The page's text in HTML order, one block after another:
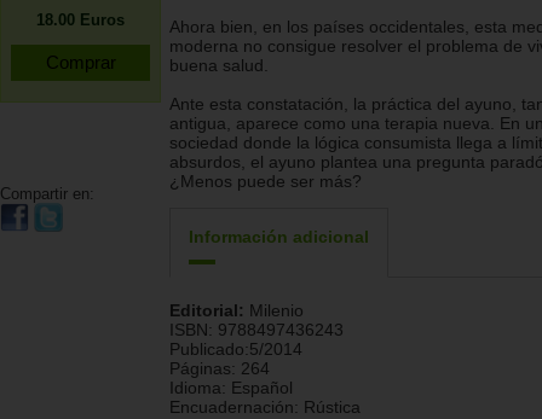
18.00 Euros
Compartir en:
Ahora bien, en los países occidentales, esta
moderna no consigue resolver el problema de
buena salud.
Ante esta constatación, la práctica del ayuno,
antigua, aparece como una terapia nueva. En
sociedad donde la lógica consumista llega a
absurdos, el ayuno plantea una pregunta
¿Menos puede ser más?
Información adicional
Editorial: Milenio
ISBN: 9788497436243
Publicado:5/2014
Páginas: 264
Idioma: Español
Encuadernación: Rústica